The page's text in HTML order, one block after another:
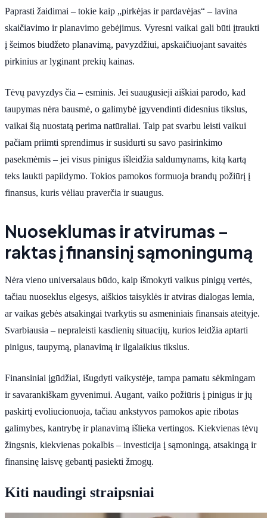
Paprasti žaidimai – tokie kaip „pirkėjas ir pardavėjas“ – lavina
skaičiavimo ir planavimo gebėjimus. Vyresni vaikai gali būti įtraukti
į šeimos biudžeto planavimą, pavyzdžiui, apskaičiuojant savaitės
pirkinius ar lyginant prekių kainas.
Tėvų pavyzdys čia – esminis. Jei suaugusieji aiškiai parodo, kad
taupymas nėra bausmė, o galimybė įgyvendinti didesnius tikslus,
vaikai šią nuostatą perima natūraliai. Taip pat svarbu leisti vaikui
pačiam priimti sprendimus ir susidurti su savo pasirinkimo
pasekmėmis – jei visus pinigus išleidžia saldumynams, kitą kartą
teks laukti papildymo. Tokios pamokos formuoja brandų požiūrį į
finansus, kuris vėliau praverčia ir suaugus.
Nuoseklumas ir atvirumas –
raktas į finansinį sąmoningumą
Nėra vieno universalaus būdo, kaip išmokyti vaikus pinigų vertės,
tačiau nuoseklus elgesys, aiškios taisyklės ir atviras dialogas lemia,
ar vaikas gebės atsakingai tvarkytis su asmeniniais finansais ateityje.
Svarbiausia – nepraleisti kasdienių situacijų, kurios leidžia aptarti
pinigus, taupymą, planavimą ir ilgalaikius tikslus.
Finansiniai įgūdžiai, išugdyti vaikystėje, tampa pamatu sėkmingam
ir savarankiškam gyvenimui. Augant, vaiko požiūris į pinigus ir jų
paskirtį evoliucionuoja, tačiau ankstyvos pamokos apie ribotas
galimybes, kantrybę ir planavimą išlieka vertingos. Kiekvienas tėvų
žingsnis, kiekvienas pokalbis – investicija į sąmoningą, atsakingą ir
finansinę laisvę gebantį pasiekti žmogų.
Kiti naudingi straipsniai